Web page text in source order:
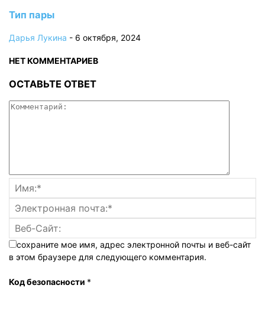
Тип пары
Дарья Лукина - 6 октября, 2024
НЕТ КОММЕНТАРИЕВ
ОСТАВЬТЕ ОТВЕТ
сохраните мое имя, адрес электронной почты и веб-сайт
в этом браузере для следующего комментария.
Код безопасности *